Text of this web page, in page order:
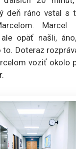
deň ráno vstal s
Marcel
opäť našli,
to. Doteraz
voziť okolo